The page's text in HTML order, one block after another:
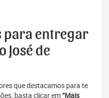
para entregar
José de
que destacamos para te
basta clicar em“Mais